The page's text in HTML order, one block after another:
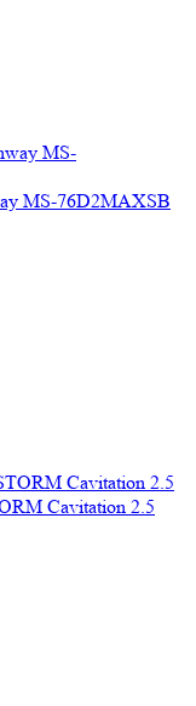
MS-76D2MAXSB
Cavitation 2.5